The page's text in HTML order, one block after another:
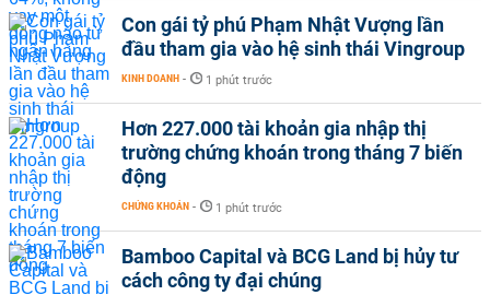
Con gái tỷ phú Phạm Nhật Vượng lần
đầu tham gia vào hệ sinh thái Vingroup
KINH DOANH - 1 phút trước
Hơn 227.000 tài khoản gia nhập thị
trường chứng khoán trong tháng 7 biến
động
CHỨNG KHOÁN - 1 phút trước
Bamboo Capital và BCG Land bị hủy tư
cách công ty đại chúng